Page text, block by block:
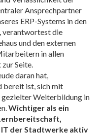
Ansprechpartner
ERP-Systems in den
verantwortest die
und den externen
in allen
Seite.
daran hat,
bereit ist, sich mit
Weiterbildung in
Wichtiger als ein
der Stadtwerke aktiv